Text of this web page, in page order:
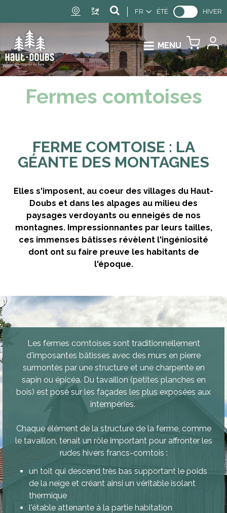
FR ÉTÉ HIVER
MENU
Fermes comtoises
FERME COMTOISE : LA
GÉANTE DES MONTAGNES
Elles s'imposent, au coeur des villages du Haut-
Doubs et dans les alpages au milieu des
paysages verdoyants ou enneigés de nos
montagnes. Impressionnantes par leurs tailles,
ces immenses bâtisses révèlent l'ingéniosité
dont ont su faire preuve les habitants de
l'époque.
Les fermes comtoises sont traditionnellement
d'imposantes bâtisses avec des murs en pierre
surmontés par une structure et une charpente en
sapin ou épicéa. Du tavaillon (petites planches en
bois) est posé sur les façades les plus exposées aux
intempéries.
Chaque élément de la structure de la ferme, comme
le tavaillon, tenait un rôle important pour affronter les
rudes hivers francs-comtois :
un toit qui descend très bas supportant le poids
de la neige et créant ainsi un véritable isolant
thermique
l'étable attenante à la partie habitation